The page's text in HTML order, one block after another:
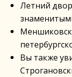
Летний
Вы также